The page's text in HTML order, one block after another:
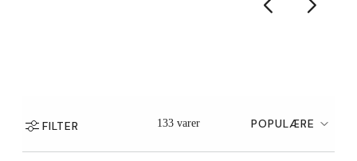
FILTER 133 varer POPULÆRE